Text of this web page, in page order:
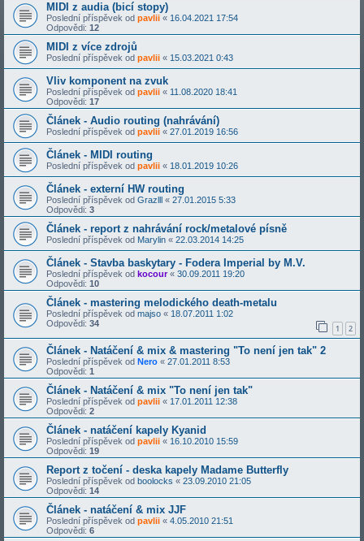
MIDI z audia (bicí stopy)
Poslední příspěvek od pavlii « 16.04.2021 17:54
Odpovědi: 12
MIDI z více zdrojů
Poslední příspěvek od pavlii « 15.03.2021 0:43
Vliv komponent na zvuk
Poslední příspěvek od pavlii « 11.08.2020 18:41
Odpovědi: 17
Článek - Audio routing (nahrávání)
Poslední příspěvek od pavlii « 27.01.2019 16:56
Článek - MIDI routing
Poslední příspěvek od pavlii « 18.01.2019 10:26
Článek - externí HW routing
Poslední příspěvek od Grazlll « 27.01.2015 5:33
Odpovědi: 3
Článek - report z nahrávání rock/metalové písně
Poslední příspěvek od Marylin « 22.03.2014 14:25
Článek - Stavba baskytary - Fodera Imperial by M.V.
Poslední příspěvek od kocour« 30.09.2011 19:20
Odpovědi: 10
Článek - mastering melodického death-metalu
Poslední příspěvek od majso « 18.07.2011 1:02
Odpovědi: 34 1 2
Článek - Natáčení & mix & mastering "To není jen tak" 2
Poslední příspěvek od Nero « 27.01.2011 8:53
Odpovědi: 1
Článek - Natáčení & mix "To není jen tak"
Poslední příspěvek od pavlii « 17.01.2011 12:38
Odpovědi: 2
Článek - natáčení kapely Kyanid
Poslední příspěvek od pavlii « 16.10.2010 15:59
Odpovědi: 19
Report z točení - deska kapely Madame Butterfly
Poslední příspěvek od boolocks « 23.09.2010 21:05
Odpovědi: 14
Článek - natáčení & mix JJF
Poslední příspěvek od pavlii « 4.05.2010 21:51
Odpovědi: 6